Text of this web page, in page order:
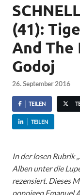
(41):
And The
Godoj
26. September 2016
TEILEN
TEILEN
In der losen Rubrik
Alben unter die
rezensiert. Dieses
poppigen Emanuel